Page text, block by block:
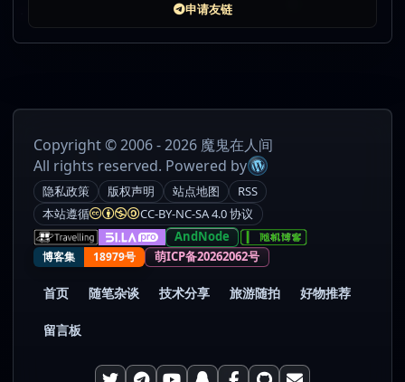
申请友链
Copyright © 2006 - 2026 魔鬼在人间
All rights reserved. Powered by
隐私政策 版权声明 站点地图
RSS
本站遵循
CC-BY-NC-SA 4.0 协议
AndNode
博客集 18979号 萌ICP备20262062号
首页 随笔杂谈 技术分享 旅游随拍 好物推荐
留言板